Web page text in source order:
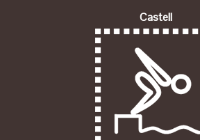
Castell